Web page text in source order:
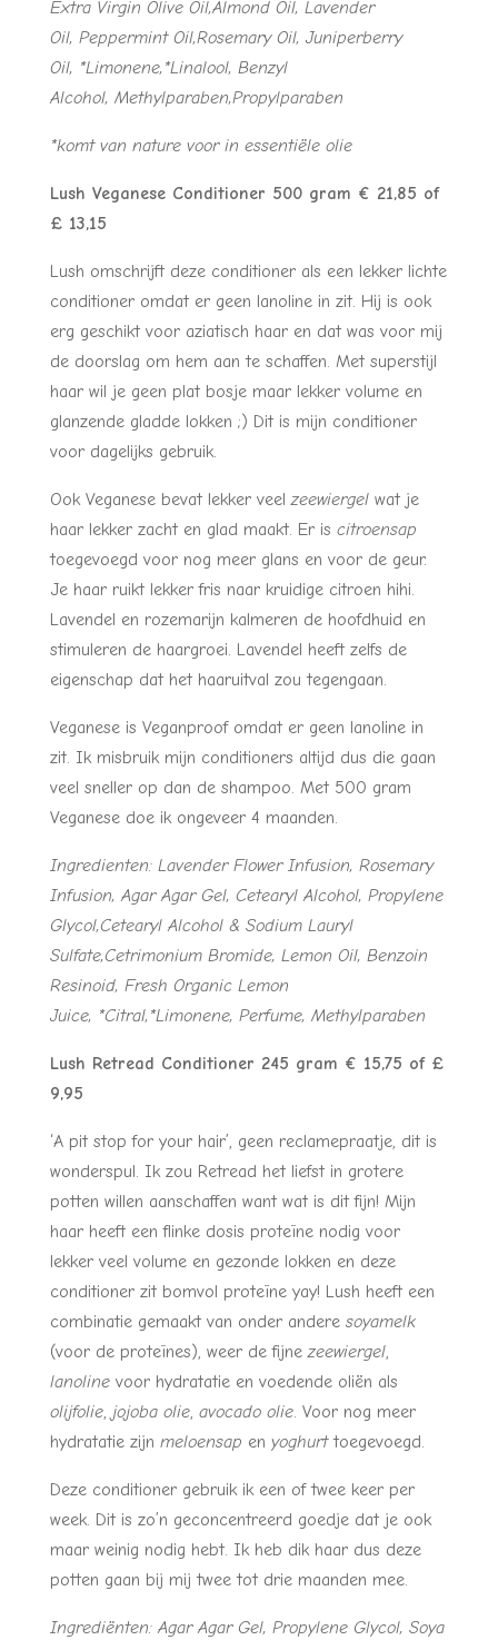
Extra Virgin Olive Oil,Almond Oil, Lavender
Oil, Peppermint Oil,Rosemary Oil, Juniperberry
Oil, *Limonene,*Linalool, Benzyl
Alcohol, Methylparaben,Propylparaben
*komt van nature voor in essentiële olie
Lush Veganese Conditioner 500 gram € 21,85 of
£ 13,15
Lush omschrijft deze conditioner als een lekker lichte
conditioner omdat er geen lanoline in zit. Hij is ook
erg geschikt voor aziatisch haar en dat was voor mij
de doorslag om hem aan te schaffen. Met superstijl
haar wil je geen plat bosje maar lekker volume en
glanzende gladde lokken ;) Dit is mijn conditioner
voor dagelijks gebruik.
Ook Veganese bevat lekker veelzeewiergelwat je
haar lekker zacht en glad maakt. Er is citroensap
toegevoegd voor nog meer glans en voor de geur.
Je haar ruikt lekker fris naar kruidige citroen hihi.
Lavendel en rozemarijn kalmeren de hoofdhuid en
stimuleren de haargroei. Lavendel heeft zelfs de
eigenschap dat het haaruitval zou tegengaan.
Veganese is Veganproof omdat er geen lanoline in
zit. Ik misbruik mijn conditioners altijd dus die gaan
veel sneller op dan de shampoo. Met 500 gram
Veganese doe ik ongeveer 4 maanden.
Ingredienten: Lavender Flower Infusion, Rosemary
Infusion, Agar Agar Gel, Cetearyl Alcohol, Propylene
Glycol,Cetearyl Alcohol & Sodium Lauryl
Sulfate,Cetrimonium Bromide, Lemon Oil, Benzoin
Resinoid, Fresh Organic Lemon
Juice, *Citral,*Limonene, Perfume, Methylparaben
Lush Retread Conditioner 245 gram € 15,75 of £
9,95
‘A pit stop for your hair’, geen reclamepraatje, dit is
wonderspul. Ik zou Retread het liefst in grotere
potten willen aanschaffen want wat is dit fijn! Mijn
haar heeft een flinke dosis proteïne nodig voor
lekker veel volume en gezonde lokken en deze
conditioner zit bomvol proteïne yay! Lush heeft een
combinatie gemaakt van onder andere soyamelk
(voor de proteïnes), weer de fijnezeewiergel,
lanolinevoor hydratatie en voedende oliën als
olijfolie, jojoba olie, avocado olie. Voor nog meer
hydratatie zijn meloensap en yoghurttoegevoegd.
Deze conditioner gebruik ik een of twee keer per
week. Dit is zo’n geconcentreerd goedje dat je ook
maar weinig nodig hebt. Ik heb dik haar dus deze
potten gaan bij mij twee tot drie maanden mee.
Ingrediënten: Agar Agar Gel, Propylene Glycol, Soya